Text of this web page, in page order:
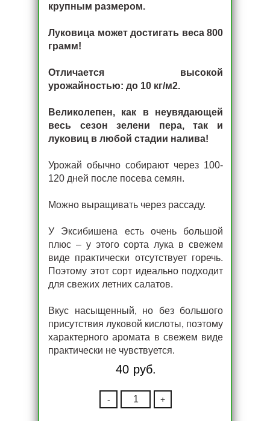
крупным размером.
Луковица может достигать веса 800
грамм!
Отличается высокой
урожайностью: до 10 кг/м2.
Великолепен, как в неувядающей
весь сезон зелени пера, так и
луковиц в любой стадии налива!
Урожай обычно собирают через 100-
120 дней после посева семян.
Можно выращивать через рассаду.
У Эксибишена есть очень большой
плюс – у этого сорта лука в свежем
виде практически отсутствует горечь.
Поэтому этот сорт идеально подходит
для свежих летних салатов.
Вкус насыщенный, но без большого
присутствия луковой кислоты, поэтому
характерного аромата в свежем виде
практически не чувствуется.
40 руб.
Количество
- +